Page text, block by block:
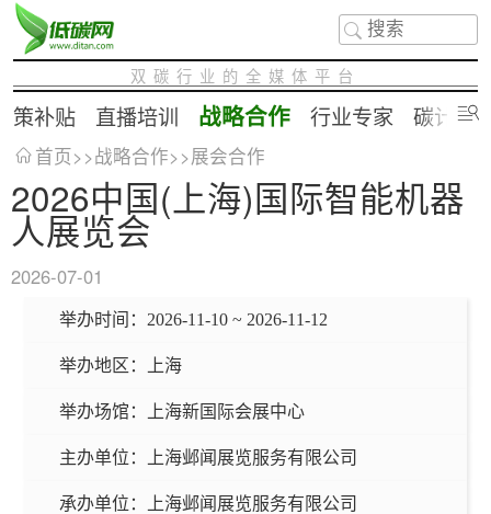
双碳行业的全媒体平台
策补贴 直播培训 战略合作 行业专家 碳计算
首页>>战略合作>>展会合作
2026中国(上海)国际智能机器
人展览会
2026-07-01
举办时间： 2026-11-10 ~ 2026-11-12
举办地区： 上海
举办场馆： 上海新国际会展中心
主办单位： 上海邺闻展览服务有限公司
承办单位： 上海邺闻展览服务有限公司